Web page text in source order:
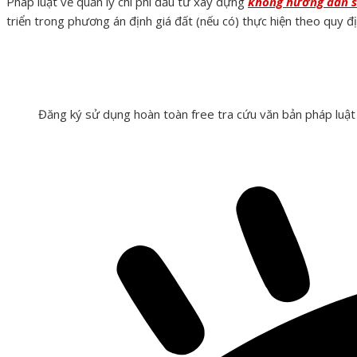
triển trong phương án định giá đất (nếu có) thực hiện theo quy
Đăng ký sử dụng hoàn toàn free tra cứu văn bản pháp luật